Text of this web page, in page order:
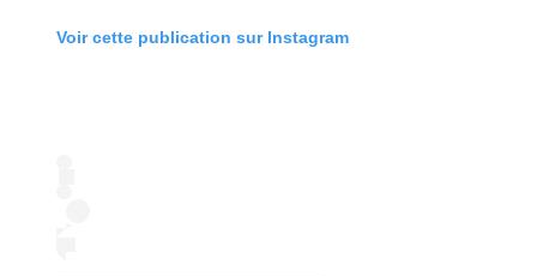
Voir cette publication sur Instagram